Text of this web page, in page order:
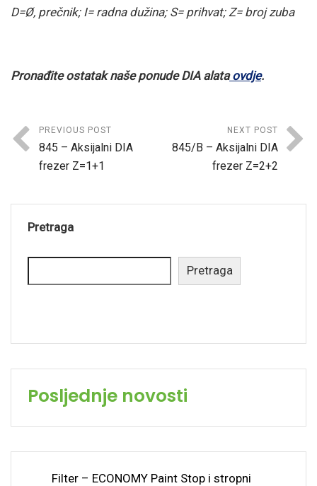
D=Ø, prečnik; I= radna dužina; S= prihvat; Z= broj zuba
Pronađite ostatak naše ponude DIA alataovdje.
PREVIOUS POST
845 – Aksijalni DIA
frezer Z=1+1
NEXT POST
845/B – Aksijalni DIA
frezer Z=2+2
Pretraga
Pretraga
Posljednje novosti
Filter – ECONOMY Paint Stop i stropni